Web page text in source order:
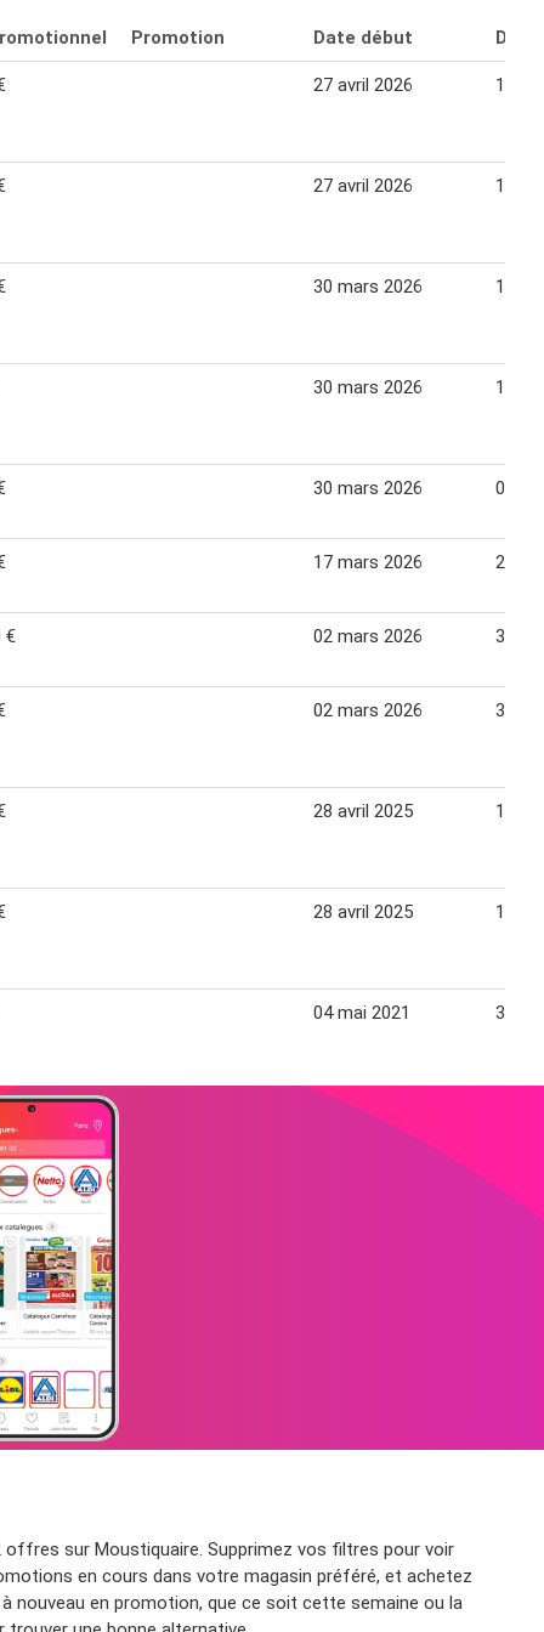
Promotion Date début Date
27 avril 2026 10
27 avril 2026 10
30 mars 2026 12
30 mars 2026 12
30 mars 2026 05
17 mars 2026 25
€ 02 mars 2026 31
02 mars 2026 31
28 avril 2025 11
28 avril 2025 11
04 mai 2021 31
sur Moustiquaire. Supprimez vos filtres pour voir
en cours dans votre magasin préféré, et achetez
nouveau en promotion, que ce soit cette semaine ou la